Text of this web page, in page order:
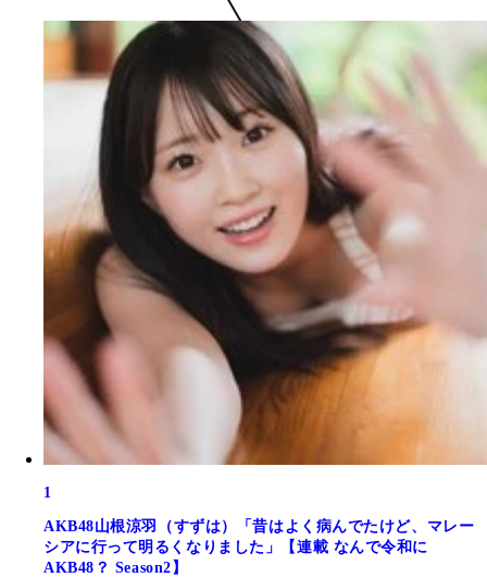
1
AKB48山根涼羽（すずは）「昔はよく病んでたけど、マレー
シアに行って明るくなりました」【連載 なんで令和に
AKB48？ Season2】